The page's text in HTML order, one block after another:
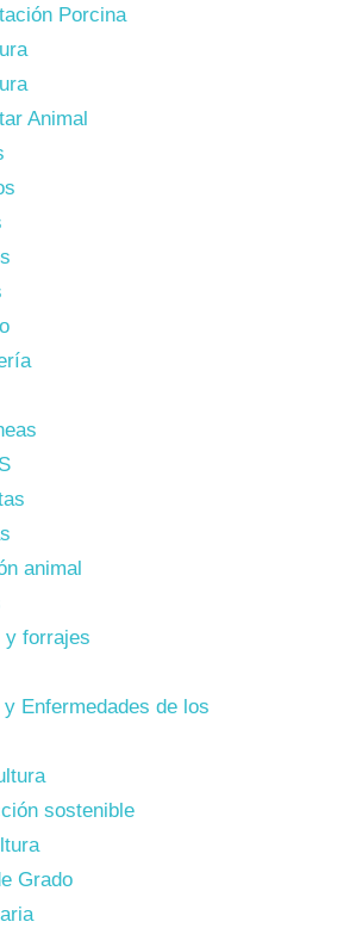
Porcina
Animal
animal
y forrajes
y Enfermedades de los
sostenible
Grado